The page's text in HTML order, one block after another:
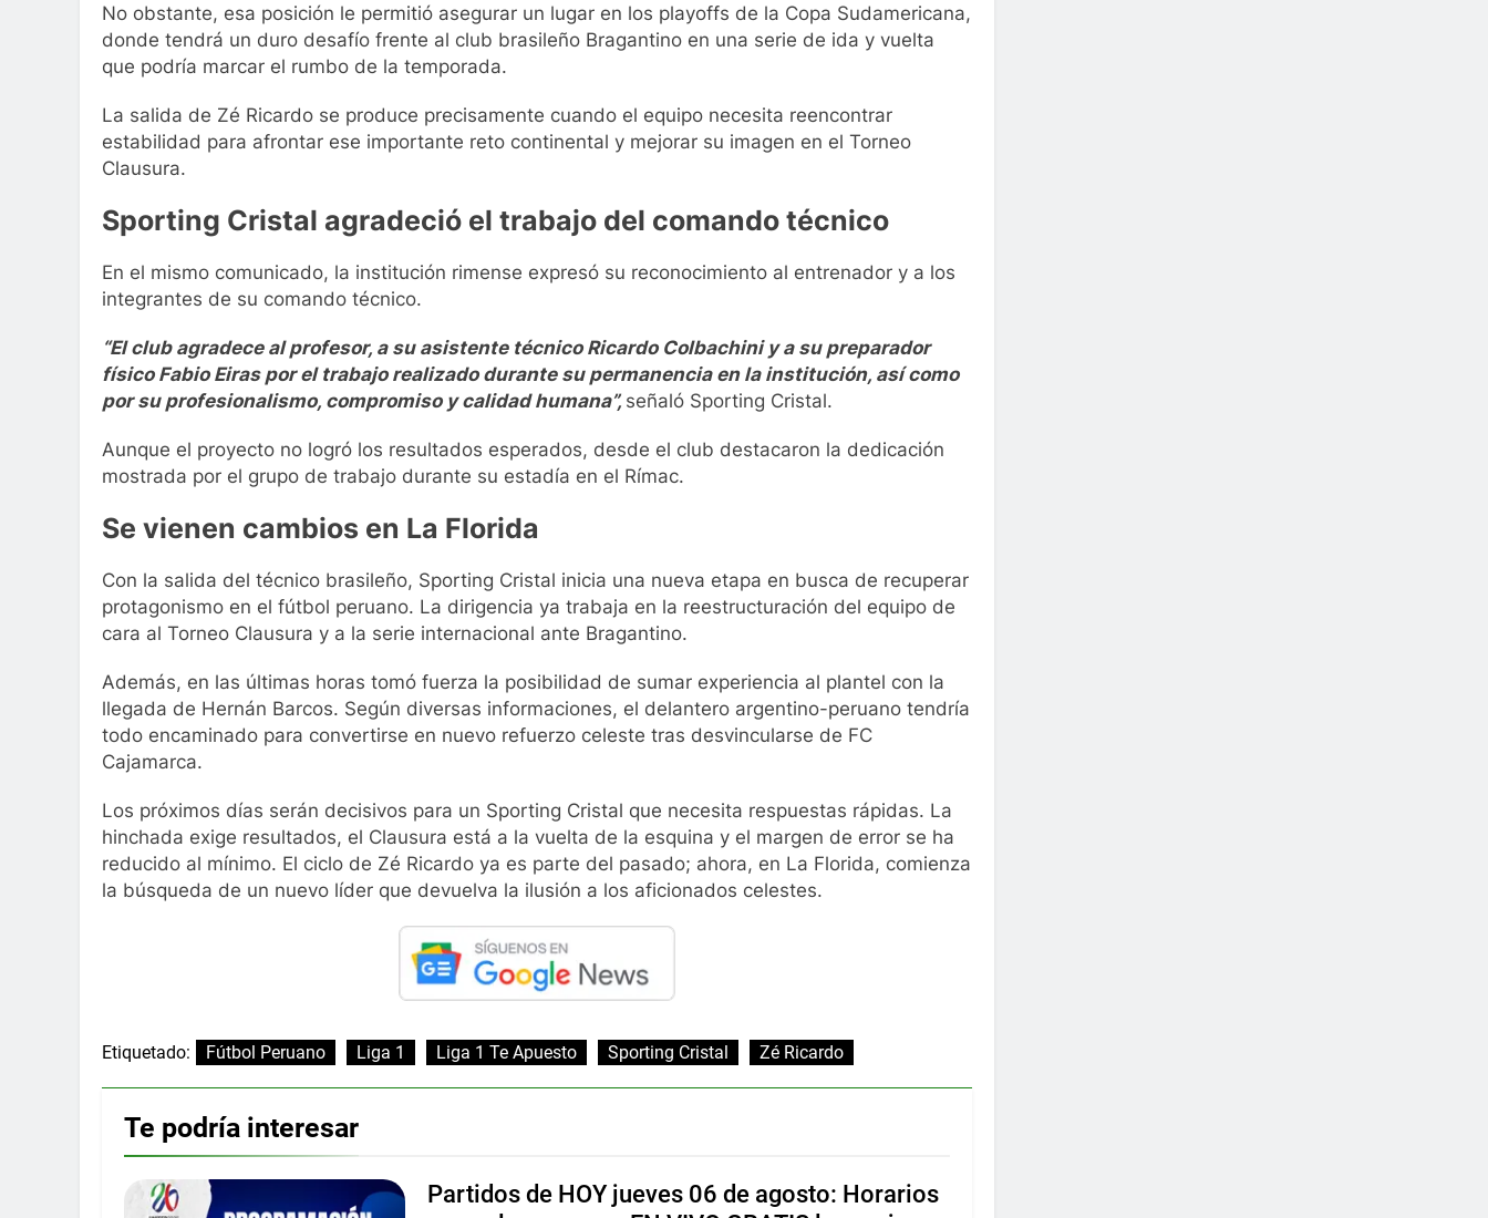
No obstante, esa posición le permitió asegurar un lugar en los playoffs de la Copa Sudamericana,
donde tendrá un duro desafío frente al club brasileño Bragantino en una serie de ida y vuelta
que podría marcar el rumbo de la temporada.
La salida de Zé Ricardo se produce precisamente cuando el equipo necesita reencontrar
estabilidad para afrontar ese importante reto continental y mejorar su imagen en el Torneo
Clausura.
Sporting Cristal agradeció el trabajo del comando técnico
En el mismo comunicado, la institución rimense expresó su reconocimiento al entrenador y a los
integrantes de su comando técnico.
“El club agradece al profesor, a su asistente técnico Ricardo Colbachini y a su preparador
físico Fabio Eiras por el trabajo realizado durante su permanencia en la institución, así como
por su profesionalismo, compromiso y calidad humana”, señaló Sporting Cristal.
Aunque el proyecto no logró los resultados esperados, desde el club destacaron la dedicación
mostrada por el grupo de trabajo durante su estadía en el Rímac.
Se vienen cambios en La Florida
Con la salida del técnico brasileño, Sporting Cristal inicia una nueva etapa en busca de recuperar
protagonismo en el fútbol peruano. La dirigencia ya trabaja en la reestructuración del equipo de
cara al Torneo Clausura y a la serie internacional ante Bragantino.
Además, en las últimas horas tomó fuerza la posibilidad de sumar experiencia al plantel con la
llegada de Hernán Barcos. Según diversas informaciones, el delantero argentino-peruano tendría
todo encaminado para convertirse en nuevo refuerzo celeste tras desvincularse de FC
Cajamarca.
Los próximos días serán decisivos para un Sporting Cristal que necesita respuestas rápidas. La
hinchada exige resultados, el Clausura está a la vuelta de la esquina y el margen de error se ha
reducido al mínimo. El ciclo de Zé Ricardo ya es parte del pasado; ahora, en La Florida, comienza
la búsqueda de un nuevo líder que devuelva la ilusión a los aficionados celestes.
Etiquetado: Fútbol Peruano Liga 1 Liga 1 Te Apuesto Sporting Cristal Zé Ricardo
Te podría interesar
Partidos de HOY jueves 06 de agosto: Horarios